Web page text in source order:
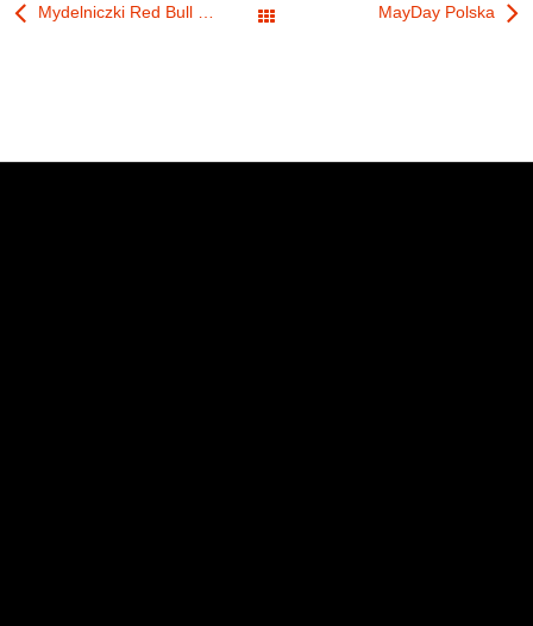
Mydelniczki Red Bull 2012 MayDay Polska